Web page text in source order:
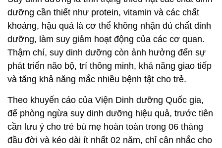
dưỡng cần thiết như protein, vitamin và các chất
khoáng, hậu quả là cơ thể không nhận đủ chất dinh
dưỡng, làm suy giảm hoạt động của các cơ quan.
Thậm chí, suy dinh dưỡng còn ảnh hưởng đến sự
phát triển não bộ, trí thông minh, khả năng giao tiếp
và tăng khả năng mắc nhiều bệnh tật cho trẻ.
Theo khuyến cáo của Viện Dinh dưỡng Quốc gia,
để phòng ngừa suy dinh dưỡng hiệu quả, trước tiên
cần lưu ý cho trẻ bú mẹ hoàn toàn trong 06 tháng
đầu đời và kéo dài ít nhất 02 năm, chỉ cân nhắc cho